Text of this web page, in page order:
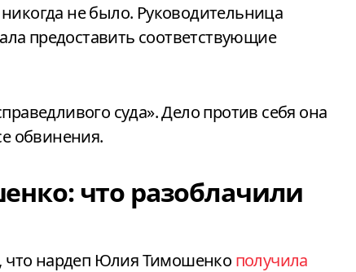
не было. Руководительница
предоставить соответствующие
суда». Дело против себя она
обвинения.
что разоблачили
что нардеп Юлия Тимошенко получила